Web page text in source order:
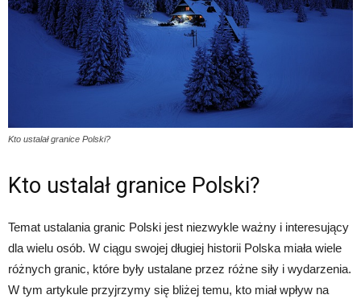
Kto ustalał granice Polski?
Kto ustalał granice Polski?
Temat ustalania granic Polski jest niezwykle ważny i interesujący
dla wielu osób. W ciągu swojej długiej historii Polska miała wiele
różnych granic, które były ustalane przez różne siły i wydarzenia.
W tym artykule przyjrzymy się bliżej temu, kto miał wpływ na